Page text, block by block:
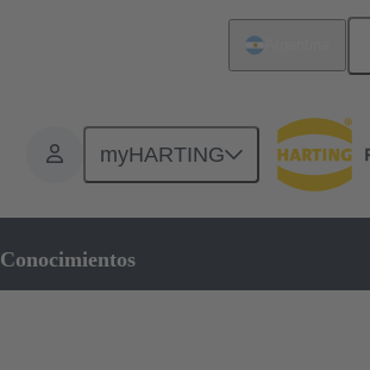
myHARTING
Conocimientos